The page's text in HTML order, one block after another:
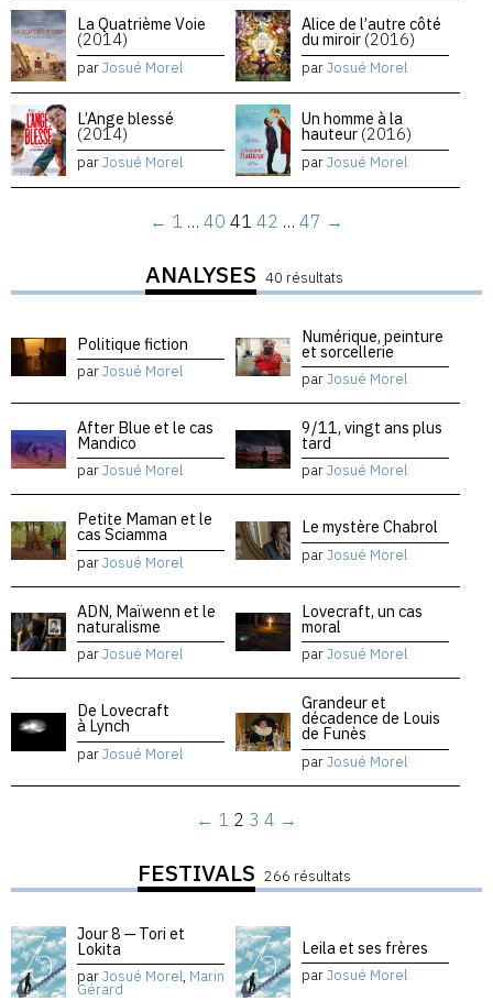
La Quatrième Voie
(2014)
parJosué Morel
Alice de l’autre côté
du miroir (2016)
parJosué Morel
L’Ange blessé
(2014)
parJosué Morel
Un homme à la
hauteur (2016)
parJosué Morel
← 1 … 40 41 42 … 47 →
ANALYSES 40 résultats
Politique fiction
parJosué Morel
Numérique, peinture
et sorcellerie
parJosué Morel
After Blue et le cas
Mandico
parJosué Morel
9/11, vingt ans plus
tard
parJosué Morel
Petite Maman et le
cas Sciamma
parJosué Morel
Le mystère Chabrol
parJosué Morel
ADN, Maïwenn et le
naturalisme
parJosué Morel
Lovecraft, un cas
moral
parJosué Morel
De Lovecraft
à Lynch
parJosué Morel
Grandeur et
décadence de Louis
de Funès
parJosué Morel
← 1 2 3 4 →
FESTIVALS 266 résultats
Jour 8 — Tori et
Lokita
parJosué Morel, Marin
Gérard
Leila et ses frères
parJosué Morel